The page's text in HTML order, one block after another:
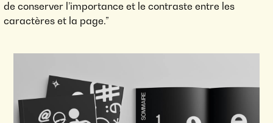
de conserver l’importance et le contraste entre les
caractères et la page.”